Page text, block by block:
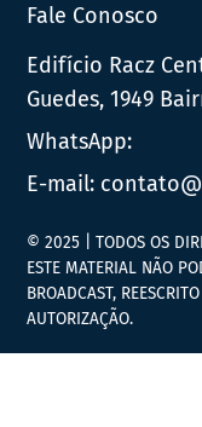
Fale Conosco
Edifício Racz
Guedes, 1949
WhatsApp:
E-mail:
© 2025 | TODOS OS
ESTE MATERIAL NÃO
BROADCAST,
AUTORIZAÇÃO.